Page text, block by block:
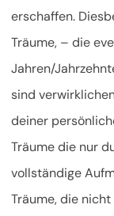
erschaffen.
Träume, – die
Jahren/
sind
deiner
Träume die nur
vollständige
Träume, die